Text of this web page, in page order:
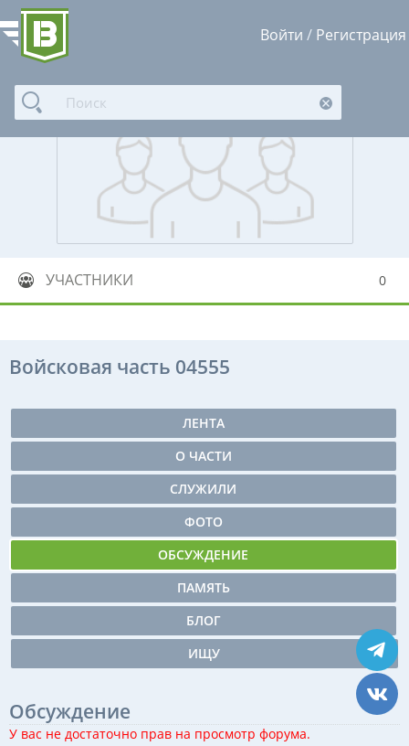
Войти / Регистрация
УЧАСТНИКИ 0
Войсковая часть 04555
ЛЕНТА
О ЧАСТИ
СЛУЖИЛИ
ФОТО
ОБСУЖДЕНИЕ
ПАМЯТЬ
БЛОГ
ИЩУ
Обсуждение
У вас не достаточно прав на просмотр форума.